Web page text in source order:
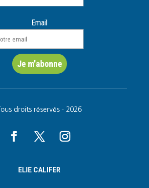
Email
Tous droits réservés - 2026
ELIE CALIFER